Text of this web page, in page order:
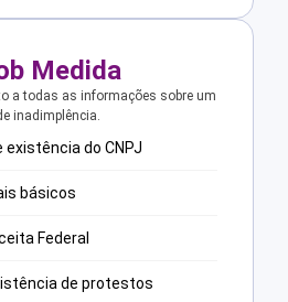
Medida
a todas as informações sobre um
inadimplência.
existência do CNPJ
básicos
Federal
de protestos